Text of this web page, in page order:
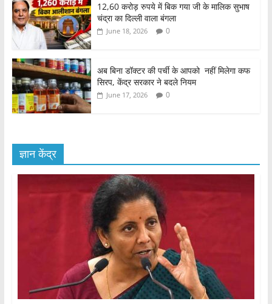
12,60 करोड़ रुपये में बिक गया जी के मालिक सुभाष
चंद्रा का दिल्ली वाला बंगला
June 18, 2026 0
अब बिना डॉक्टर की पर्ची के आपको नहीं मिलेगा कफ
सिरप, केंद्र सरकार ने बदले नियम
June 17, 2026 0
ज्ञान केंद्र